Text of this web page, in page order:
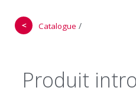
＜ Catalogue /
Produit